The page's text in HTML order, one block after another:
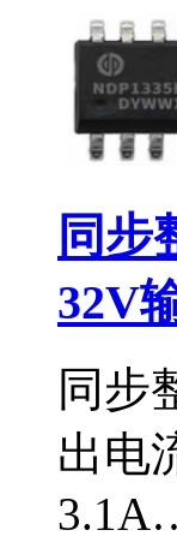
同步
32V
同步
出电